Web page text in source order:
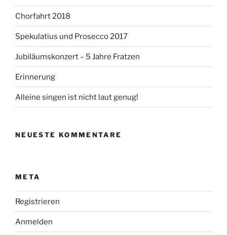
Chorfahrt 2018
Spekulatius und Prosecco 2017
Jubiläumskonzert – 5 Jahre Fratzen
Erinnerung
Alleine singen ist nicht laut genug!
NEUESTE KOMMENTARE
META
Registrieren
Anmelden